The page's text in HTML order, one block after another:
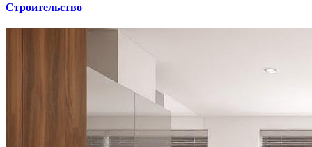
Строительство